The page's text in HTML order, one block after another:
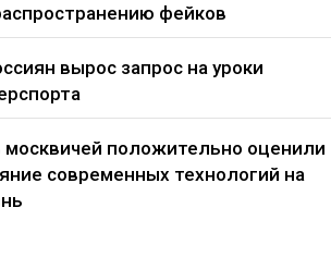
фейков
вырос запрос на уроки
москвичей положительно оценили
современных технологий на